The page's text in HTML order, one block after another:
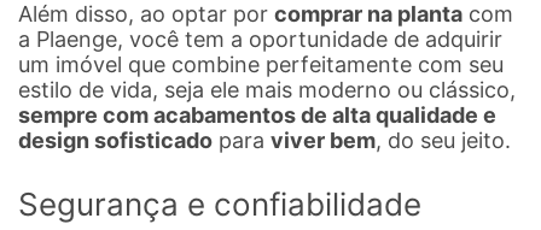
Além disso, ao optar por comprar na planta com
a Plaenge, você tem a oportunidade de adquirir
um imóvel que combine perfeitamente com seu
estilo de vida, seja ele mais moderno ou clássico,
sempre com acabamentos de alta qualidade e
design sofisticado para viver bem, do seu jeito.
Segurança e confiabilidade